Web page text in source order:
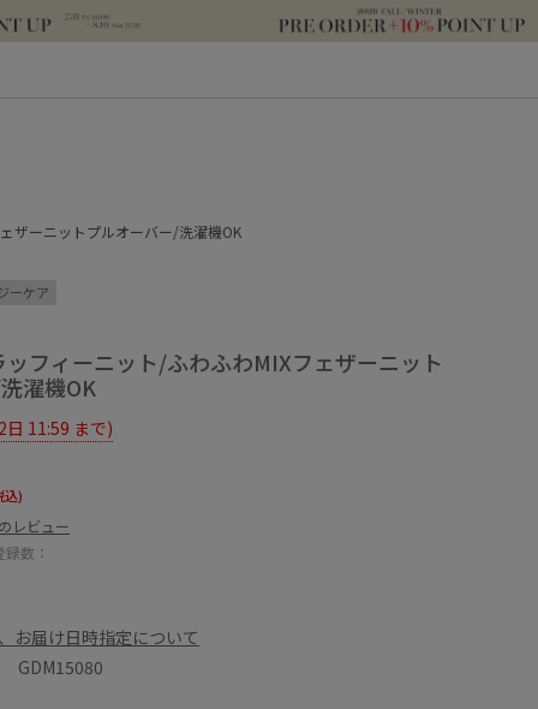
ザーニットプルオーバー/洗濯機OK
ーケア
フィーニット/ふわふわMIXフェザーニット
濯機OK
日 11:59 まで)
込)
レビュー
数：
お届け日時指定について
GDM15080